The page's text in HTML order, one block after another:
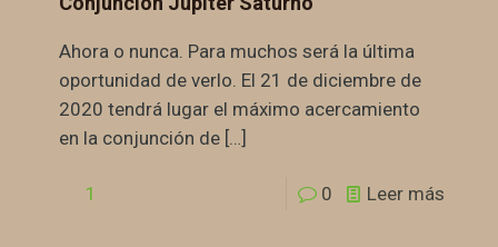
Ahora o nunca. Para muchos será la última
oportunidad de verlo. El 21 de diciembre de
2020 tendrá lugar el máximo acercamiento
en la conjunción de […]
1 0 Leer más